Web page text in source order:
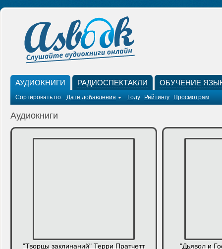
АУДИОКНИГИ РАДИОСПЕКТАКЛИ ОБУЧЕНИЕ
Сортировать по: Дате добавления Году Рейтингу Просмотрам
Аудиокниги
"Творцы заклинаний" Терри Пратчетт "Дьявол и